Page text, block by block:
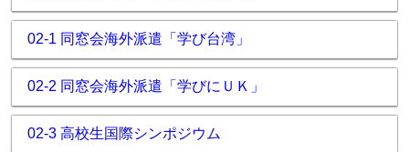
02-1 同窓会海外派遣「学び台湾」
02-2 同窓会海外派遣「学びにＵＫ」
02-3 高校生国際シンポジウム